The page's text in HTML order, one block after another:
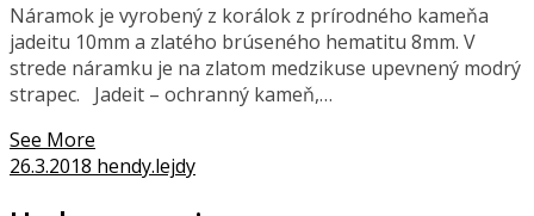
Náramok je vyrobený z korálok z prírodného kameňa
jadeitu 10mm a zlatého brúseného hematitu 8mm. V
strede náramku je na zlatom medzikuse upevnený modrý
strapec. Jadeit – ochranný kameň,…
See More
26.3.2018 hendy.lejdy